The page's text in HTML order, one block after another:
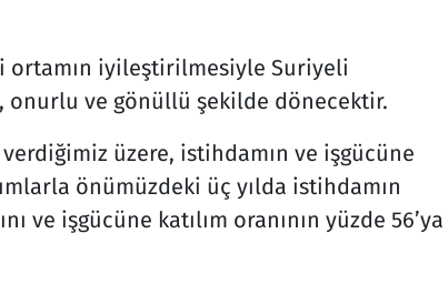
ortamın iyileştirilmesiyle Suriyeli
onurlu ve gönüllü şekilde dönecektir.
üzere, istihdamın ve işgücüne
önümüzdeki üç yılda istihdamın
ve işgücüne katılım oranının yüzde 56’ya